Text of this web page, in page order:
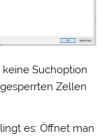
Suchoption
Zellen
es: Öffnet man